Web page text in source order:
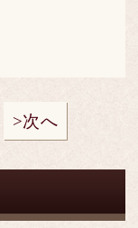
次へ